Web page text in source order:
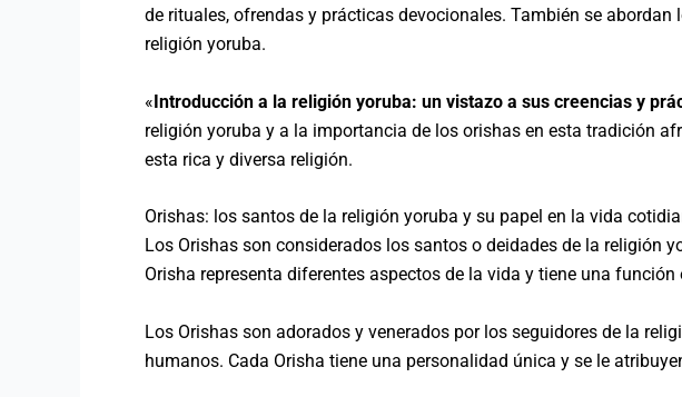
de rituales, ofrendas y prácticas devocionales. También se
religión yoruba.
«Introducción a la religión yoruba: un vistazo a sus creencias y
religión yoruba y a la importancia de los orishas en esta tradición
esta rica y diversa religión.
Orishas: los santos de la religión yoruba y su papel en la vida
Los Orishas son considerados los santos o deidades de la religión
Orisha representa diferentes aspectos de la vida y tiene una
Los Orishas son adorados y venerados por los seguidores de la
humanos. Cada Orisha tiene una personalidad única y se le